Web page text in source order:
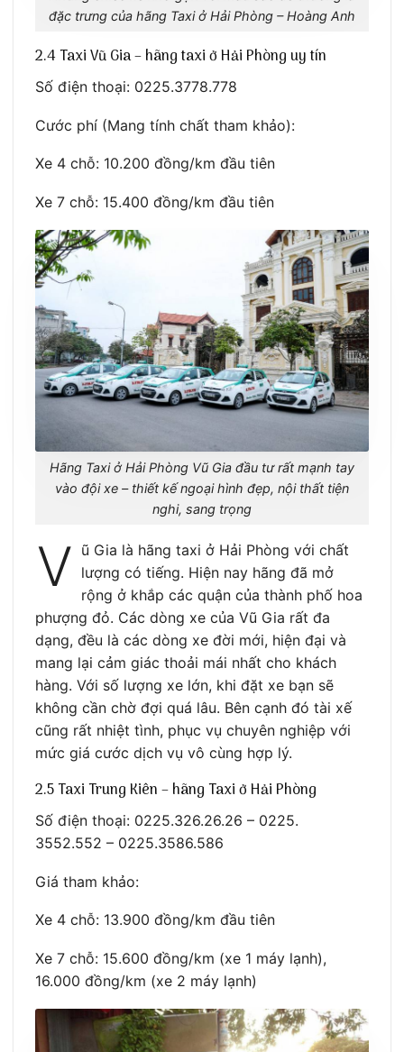
đặc trưng của hãng Taxi ở Hải Phòng – Hoàng Anh
2.4 Taxi Vũ Gia – hãng taxi ở Hải Phòng uy tín
Số điện thoại: 0225.3778.778
Cước phí (Mang tính chất tham khảo):
Xe 4 chỗ: 10.200 đồng/km đầu tiên
Xe 7 chỗ: 15.400 đồng/km đầu tiên
Hãng Taxi ở Hải Phòng Vũ Gia đầu tư rất mạnh tay
vào đội xe – thiết kế ngoại hình đẹp, nội thất tiện
nghi, sang trọng
V ũ Gia là hãng taxi ở Hải Phòng với chất
lượng có tiếng. Hiện nay hãng đã mở
rộng ở khắp các quận của thành phố hoa
phượng đỏ. Các dòng xe của Vũ Gia rất đa
dạng, đều là các dòng xe đời mới, hiện đại và
mang lại cảm giác thoải mái nhất cho khách
hàng. Với số lượng xe lớn, khi đặt xe bạn sẽ
không cần chờ đợi quá lâu. Bên cạnh đó tài xế
cũng rất nhiệt tình, phục vụ chuyên nghiệp với
mức giá cước dịch vụ vô cùng hợp lý.
2.5 Taxi Trung Kiên – hãng Taxi ở Hải Phòng
Số điện thoại: 0225.326.26.26 – 0225.
3552.552 – 0225.3586.586
Giá tham khảo:
Xe 4 chỗ: 13.900 đồng/km đầu tiên
Xe 7 chỗ: 15.600 đồng/km (xe 1 máy lạnh),
16.000 đồng/km (xe 2 máy lạnh)